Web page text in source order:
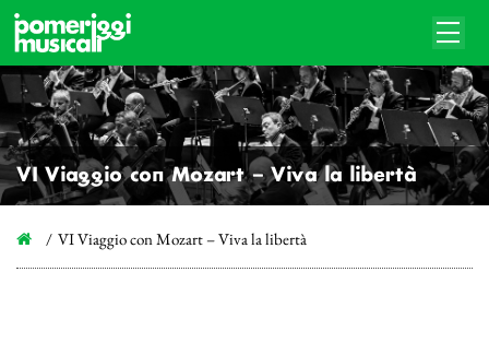
VI Viaggio con Mozart – Viva la libertà
VI Viaggio con Mozart – Viva la libertà